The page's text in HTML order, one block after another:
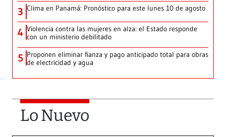
3 Clima en Panamá: Pronóstico para este lunes 10 de agosto
4 Violencia contra las mujeres en alza: el Estado responde
con un ministerio debilitado
5 Proponen eliminar fianza y pago anticipado total para obras
de electricidad y agua
Lo Nuevo